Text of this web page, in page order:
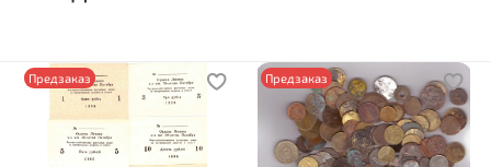
Предзаказ Предзаказ